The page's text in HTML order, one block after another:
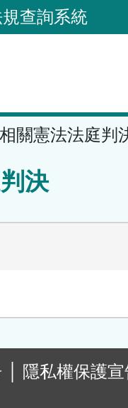
查詢系統
相關憲法法庭判
決
隱私權保護